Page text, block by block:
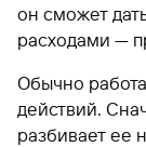
он сможет
расходами —
Обычно работа
действий.
разбивает ее